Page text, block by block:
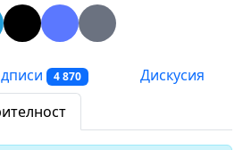
4 870
Дискусия